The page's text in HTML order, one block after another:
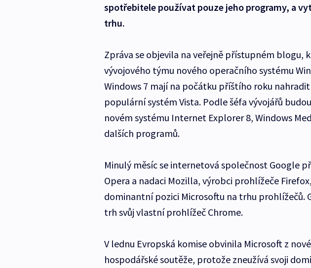
spotřebitele používat pouze jeho programy, a
trhu.
Zpráva se objevila na veřejně přístupném blogu,
vývojového týmu nového operačního systému
Windows 7 mají na počátku příštího roku
populární systém Vista. Podle šéfa vývojářů
novém systému Internet Explorer 8, Windows
dalších programů.
Minulý měsíc se internetová společnost Google
Opera a nadaci Mozilla, výrobci prohlížeče
dominantní pozici Microsoftu na trhu prohlížečů.
trh svůj vlastní prohlížeč Chrome.
V lednu Evropská komise obvinila Microsoft z
hospodářské soutěže, protože zneužívá svoji